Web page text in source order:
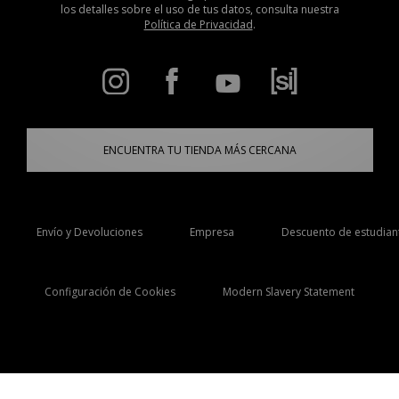
los detalles sobre el uso de tus datos, consulta nuestra
Política de Privacidad.
ENCUENTRA TU TIENDA MÁS CERCANA
Envío y Devoluciones Empresa Descuento de
Configuración de Cookies Modern Slavery Statement